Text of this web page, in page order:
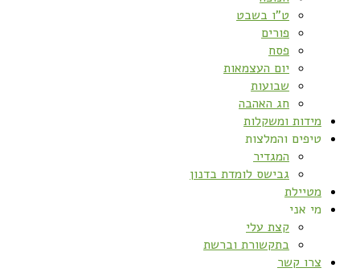
ט”ו בשבט
פורים
פסח
יום העצמאות
שבועות
חג האהבה
מידות ומשקלות
טיפים והמלצות
המגדיר
גבישס לומדת בדנון
מטיילת
מי אני
קצת עלי
בתקשורת וברשת
צרו קשר